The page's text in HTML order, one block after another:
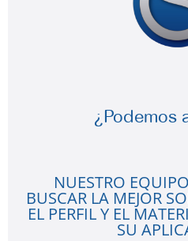
¿Podemos
NUESTRO
BUSCAR LA MEJOR
EL PERFIL Y EL
SU